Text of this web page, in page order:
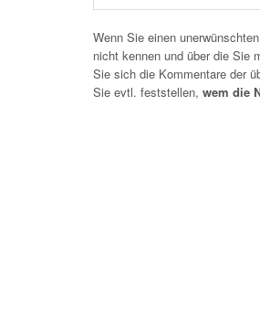
Wenn Sie einen
nicht kennen und über die Sie
Sie sich die Kommentare der
Sie evtl. feststellen, wem die